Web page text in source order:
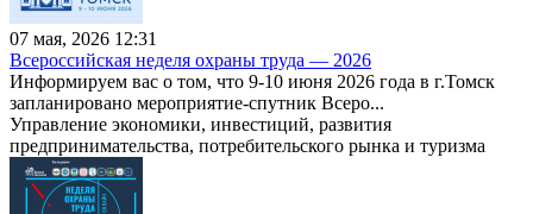
07 мая, 2026 12:31
Всероссийская неделя охраны труда — 2026
Информируем вас о том, что 9-10 июня 2026 года в г.Томск
запланировано мероприятие-спутник Всеро...
Управление экономики, инвестиций, развития
предпринимательства, потребительского рынка и туризма